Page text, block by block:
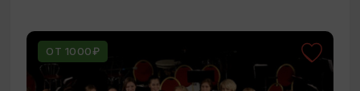
ОТ 1000₽